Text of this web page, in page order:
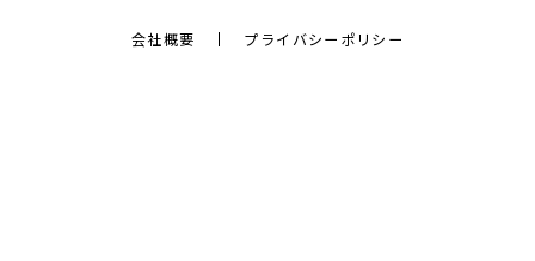
会社概要 プライバシーポリシー